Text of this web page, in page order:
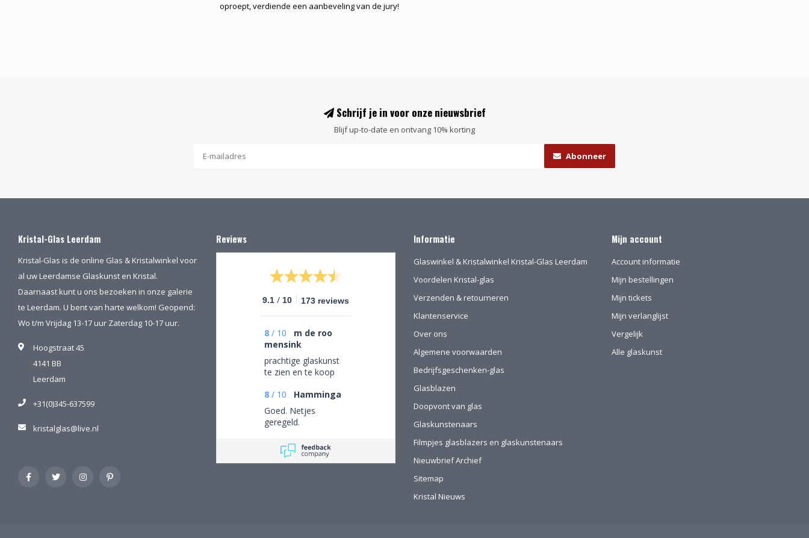
oproept, verdiende een aanbeveling van de jury!
Schrijf je in voor onze nieuwsbrief
Blijf up-to-date en ontvang 10% korting
Abonneer
Kristal-Glas Leerdam
Kristal-Glas is de online Glas & Kristalwinkel voor
al uw Leerdamse Glaskunst en Kristal.
Daarnaast kunt u ons bezoeken in onze galerie
te Leerdam. U bent van harte welkom! Geopend:
Wo t/m Vrijdag 13-17 uur Zaterdag 10-17 uur.
Hoogstraat 45
4141 BB
Leerdam
+31(0)345-637599
kristalglas@live.nl
Reviews
9.1 / 10 173 reviews
8 / 10
m de roo
mensink
prachtige glaskunst
te zien en te koop
8 / 10
Hamminga
Goed. Netjes
geregeld.
Informatie
Glaswinkel & Kristalwinkel Kristal-Glas Leerdam
Voordelen Kristal-glas
Verzenden & retourneren
Klantenservice
Over ons
Algemene voorwaarden
Bedrijfsgeschenken-glas
Glasblazen
Doopvont van glas
Glaskunstenaars
Filmpjes glasblazers en glaskunstenaars
Nieuwbrief Archief
Sitemap
Kristal Nieuws
Mijn account
Account informatie
Mijn bestellingen
Mijn tickets
Mijn verlanglijst
Vergelijk
Alle glaskunst